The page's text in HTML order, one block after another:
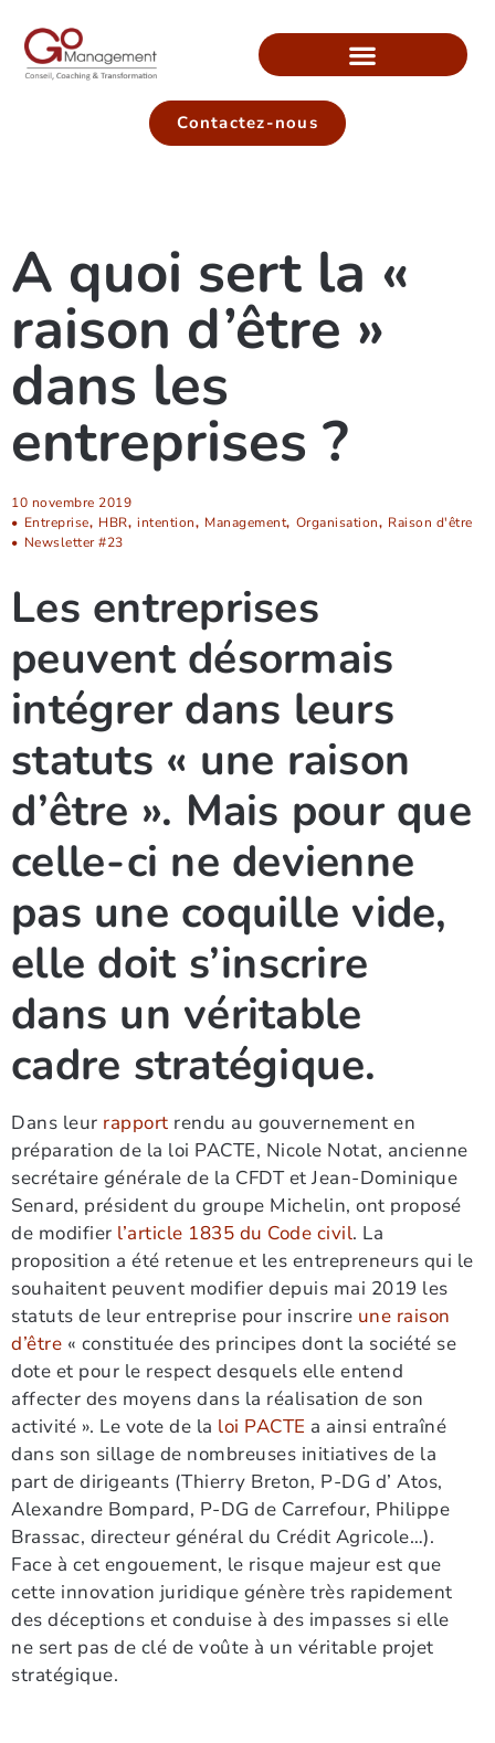
Contactez-nous
A quoi sert la «
raison d’être »
dans les
entreprises ?
10 novembre 2019
• Entreprise, HBR, intention, Management, Organisation, Raison d'être
• Newsletter #23
Les entreprises
peuvent désormais
intégrer dans leurs
statuts « une raison
d’être ». Mais pour que
celle-ci ne devienne
pas une coquille vide,
elle doit s’inscrire
dans un véritable
cadre stratégique.
Dans leur rapport rendu au gouvernement en
préparation de la loi PACTE, Nicole Notat, ancienne
secrétaire générale de la CFDT et Jean-Dominique
Senard, président du groupe Michelin, ont proposé
de modifier l’article 1835 du Code civil. La
proposition a été retenue et les entrepreneurs qui le
souhaitent peuvent modifier depuis mai 2019 les
statuts de leur entreprise pour inscrire une raison
d’être « constituée des principes dont la société se
dote et pour le respect desquels elle entend
affecter des moyens dans la réalisation de son
activité ». Le vote de la loi PACTE a ainsi entraîné
dans son sillage de nombreuses initiatives de la
part de dirigeants (Thierry Breton, P-DG d’ Atos,
Alexandre Bompard, P-DG de Carrefour, Philippe
Brassac, directeur général du Crédit Agricole…).
Face à cet engouement, le risque majeur est que
cette innovation juridique génère très rapidement
des déceptions et conduise à des impasses si elle
ne sert pas de clé de voûte à un véritable projet
stratégique.